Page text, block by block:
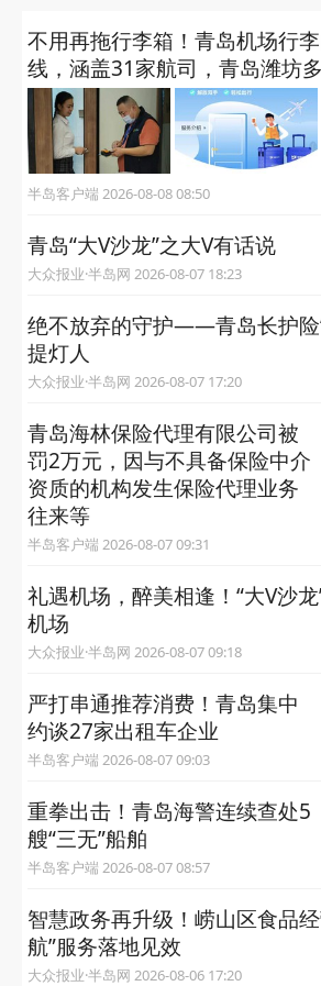
不用再拖行李箱！青岛机场行
线，涵盖31家航司，青岛潍坊
半岛客户端 2026-08-08 08:50
青岛“大V沙龙”之大V有话说
大众报业·半岛网 2026-08-07 18:23
绝不放弃的守护——青岛长护险
提灯人
大众报业·半岛网 2026-08-07 17:20
青岛海林保险代理有限公司被
罚2万元，因与不具备保险中介
资质的机构发生保险代理业务
往来等
半岛客户端 2026-08-07 09:31
礼遇机场，醉美相逢！“大V沙
机场
大众报业·半岛网 2026-08-07 09:18
严打串通推荐消费！青岛集中
约谈27家出租车企业
半岛客户端 2026-08-07 09:03
重拳出击！青岛海警连续查处5
艘“三无”船舶
半岛客户端 2026-08-07 08:57
智慧政务再升级！崂山区食品
航”服务落地见效
大众报业·半岛网 2026-08-06 17:20